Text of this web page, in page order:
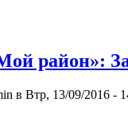
район»:
в Втр, 13/09/2016 -